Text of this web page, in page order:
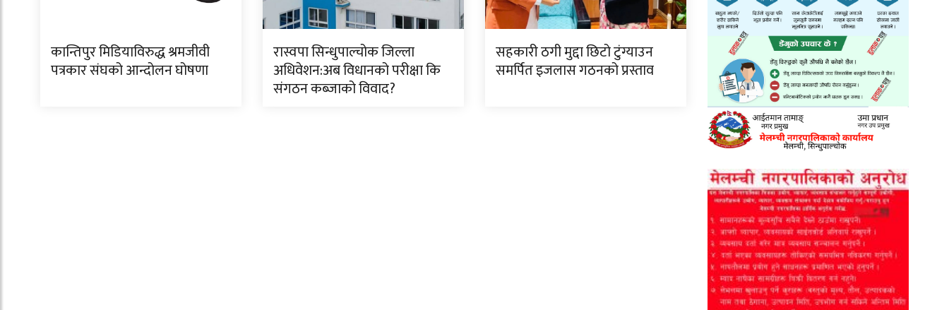
कान्तिपुर मिडियाविरुद्ध श्रमजीवी
पत्रकार संघको आन्दोलन घोषणा
रास्वपा सिन्धुपाल्चोक जिल्ला
अधिवेशन:अब विधानको परीक्षा कि
संगठन कब्जाको विवाद?
सहकारी ठगी मुद्दा छिटो टुंग्याउन
समर्पित इजलास गठनको प्रस्ताव